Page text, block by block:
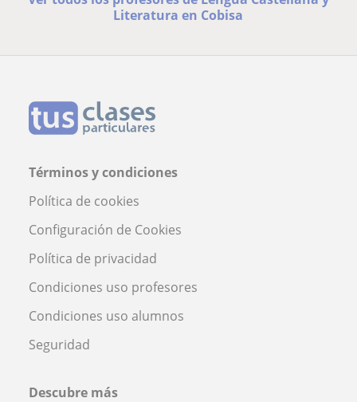
Literatura en Cobisa
Términos y condiciones
Política de cookies
Configuración de Cookies
Política de privacidad
Condiciones uso profesores
Condiciones uso alumnos
Seguridad
Descubre más